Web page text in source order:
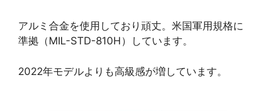
アルミ合金を使用しており頑丈。米国軍用規格に
準拠（MIL-STD-810H）しています。
2022年モデルよりも高級感が増しています。